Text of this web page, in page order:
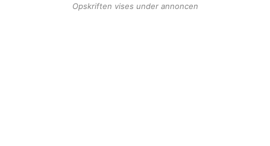
Opskriften vises under annoncen